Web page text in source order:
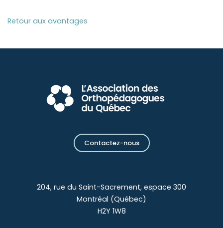
Retour aux avantages
Contactez-nous
204, rue du Saint-Sacrement, espace 300
Montréal (Québec)
H2Y 1W8